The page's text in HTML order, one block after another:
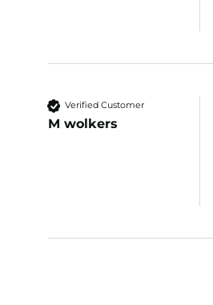
Verified Customer
M wolkers